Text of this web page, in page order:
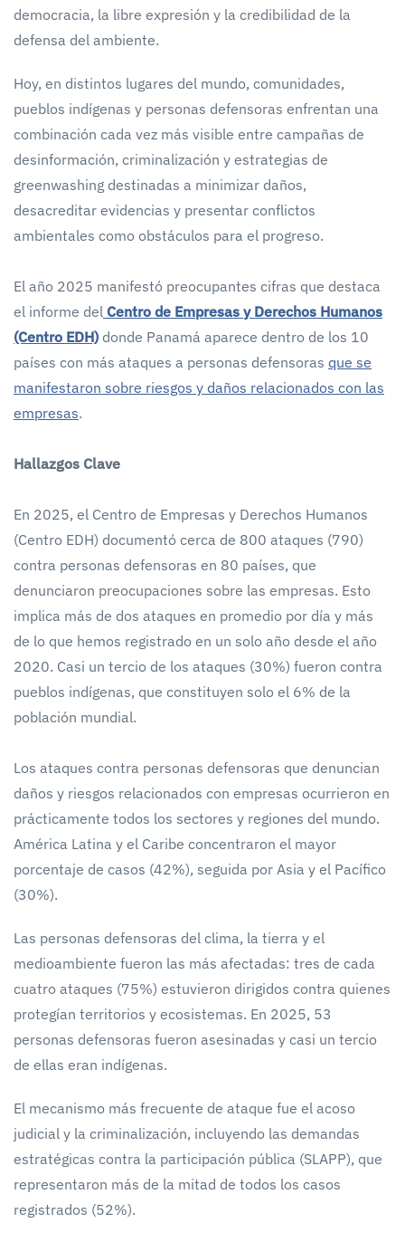
democracia, la libre expresión y la credibilidad de la
defensa del ambiente.
Hoy, en distintos lugares del mundo, comunidades,
pueblos indígenas y personas defensoras enfrentan una
combinación cada vez más visible entre campañas de
desinformación, criminalización y estrategias de
greenwashing destinadas a minimizar daños,
desacreditar evidencias y presentar conflictos
ambientales como obstáculos para el progreso.
El año 2025 manifestó preocupantes cifras que destaca
el informe del Centro de Empresas y Derechos Humanos
(Centro EDH) donde Panamá aparece dentro de los 10
países con más ataques a personas defensoras que se
manifestaron sobre riesgos y daños relacionados con las
empresas.
Hallazgos Clave
En 2025, el Centro de Empresas y Derechos Humanos
(Centro EDH) documentó cerca de 800 ataques (790)
contra personas defensoras en 80 países, que
denunciaron preocupaciones sobre las empresas. Esto
implica más de dos ataques en promedio por día y más
de lo que hemos registrado en un solo año desde el año
2020. Casi un tercio de los ataques (30%) fueron contra
pueblos indígenas, que constituyen solo el 6% de la
población mundial.
Los ataques contra personas defensoras que denuncian
daños y riesgos relacionados con empresas ocurrieron en
prácticamente todos los sectores y regiones del mundo.
América Latina y el Caribe concentraron el mayor
porcentaje de casos (42%), seguida por Asia y el Pacífico
(30%).
Las personas defensoras del clima, la tierra y el
medioambiente fueron las más afectadas: tres de cada
cuatro ataques (75%) estuvieron dirigidos contra quienes
protegían territorios y ecosistemas. En 2025, 53
personas defensoras fueron asesinadas y casi un tercio
de ellas eran indígenas.
El mecanismo más frecuente de ataque fue el acoso
judicial y la criminalización, incluyendo las demandas
estratégicas contra la participación pública (SLAPP), que
representaron más de la mitad de todos los casos
registrados (52%).